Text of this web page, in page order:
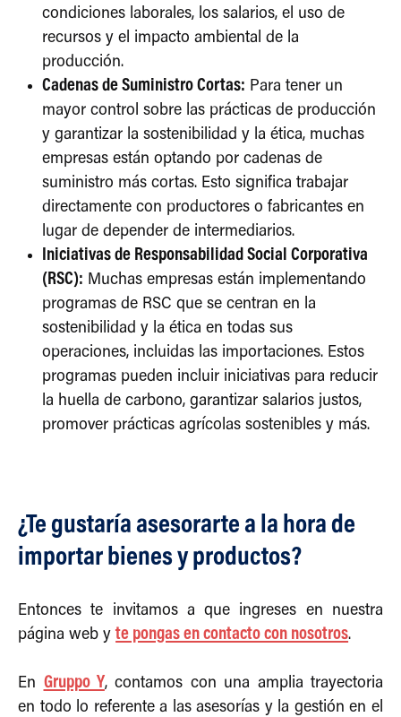
condiciones laborales, los salarios, el uso de
recursos y el impacto ambiental de la
producción.
Cadenas de Suministro Cortas: Para tener un
mayor control sobre las prácticas de producción
y garantizar la sostenibilidad y la ética, muchas
empresas están optando por cadenas de
suministro más cortas. Esto significa trabajar
directamente con productores o fabricantes en
lugar de depender de intermediarios.
Iniciativas de Responsabilidad Social Corporativa
(RSC): Muchas empresas están implementando
programas de RSC que se centran en la
sostenibilidad y la ética en todas sus
operaciones, incluidas las importaciones. Estos
programas pueden incluir iniciativas para reducir
la huella de carbono, garantizar salarios justos,
promover prácticas agrícolas sostenibles y más.
¿Te gustaría asesorarte a la hora de
importar bienes y productos?
Entonces te invitamos a que ingreses en nuestra
página web yte pongas en contacto con nosotros.
En Gruppo Y, contamos con una amplia trayectoria
en todo lo referente a las asesorías y la gestión en el